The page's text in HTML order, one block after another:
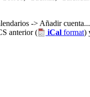
-> Añadir
anterior (
iCal format)